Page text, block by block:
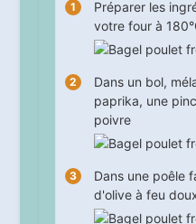
Préparer les
votre four à
Dans un bol,
paprika, une
poivre
Dans une poêle
d'olive à feu